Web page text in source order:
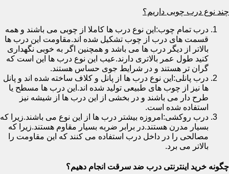
چند نوع درب چوبی داریم؟
درب تمام چوب:این نوع درب ها کاملا از چوبی می باشند و همه
قسمت های درب از چوب تشکیل شده اند.مقاومت این درب ها
بالاتر از دیگر درب ها می باشد و همچنین اگر به خوبی نگهداری
کنید طول عمر بالاتری دارند.عیب این نوع درب ها این است که
گران تر هستند و در شرایط جوی حساس هستند.
درب پانلی:این نوع درب ها از پانل و کلاف ساخته شده اند و پانل
ها نیز از چوب های طبیعی تولید شده اند.این درب ها مسطح یا
طرح دار می باشند و در بخشی از این درب ها از شیشه نیز
استفاده شده است.
درب روکشی:امروزه بیشتر درب ها از این نوع می باشند.زیرا که
بسیار مدرن هستند.در برابر ضربه بسیار مقاوم هستند.زیرا که
مصالحی را در داخل درب استفاده می کنند که این مقاومت را
بالاتر می برد.
چگونه خرید اینترنتی درب ضد سرقت انجام دهیم؟